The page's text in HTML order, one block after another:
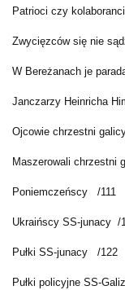
Patrioci czy
Zwycięzców się nie
W Bereżanach je
Janczarzy Heinricha
Ojcowie chrzestni
Maszerowali chrzestni
Poniemczeńscy /111
Ukraińscy SS-junacy /
Pułki SS-junacy /122
Pułki policyjne SS-